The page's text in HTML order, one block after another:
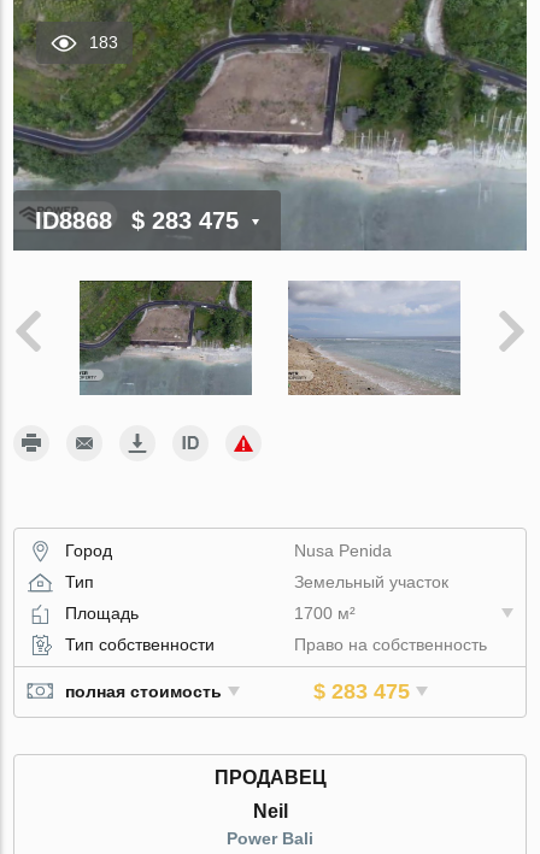
183
ID8868 $ 283 475
Город
Nusa Penida
Тип
Земельный участок
Площадь
1700 м²
Тип собственности
Право на собственность
полная стоимость $ 283 475
ПРОДАВЕЦ
Neil
Power Bali